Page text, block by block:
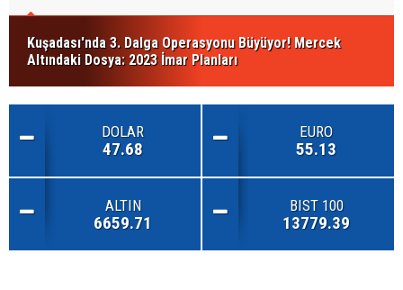
Kuşadası'nda 3. Dalga Operasyonu Büyüyor! Mercek
Altındaki Dosya: 2023 İmar Planları
DOLAR
47.68
EURO
55.13
ALTIN
6659.71
BIST 100
13779.39